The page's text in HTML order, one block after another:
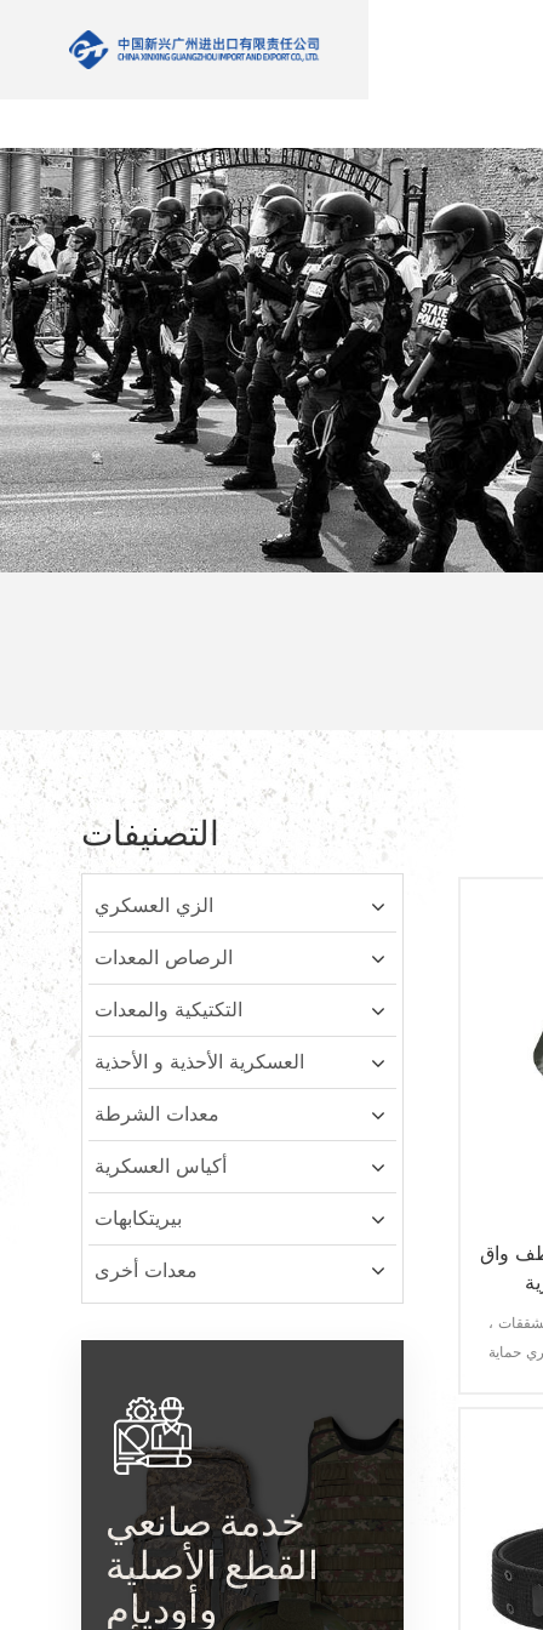
واق
،
حماية
التصنيفات
الزي العسكري
الرصاص المعدات
التكتيكية والمعدات
العسكرية الأحذية و الأحذية
معدات الشرطة
أكياس العسكرية
بيريتكابهات
معدات أخرى
خدمة صانعي
القطع الأصلية
وأوديإم